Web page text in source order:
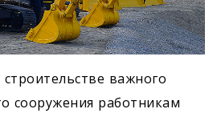
важного
сооружения работникам